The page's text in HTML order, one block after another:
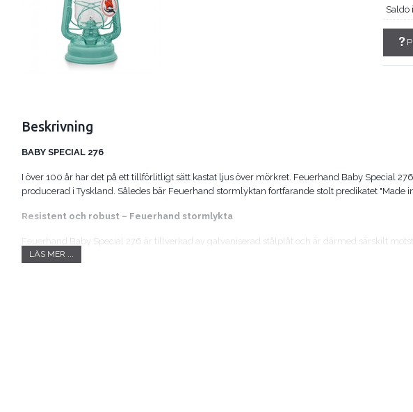
Saldo
Beskrivning
BABY SPECIAL 276
I över 100 år har det på ett tillförlitligt sätt kastat ljus över mörkret. Feuerhand Baby Special
producerad i Tyskland. Således bär Feuerhand stormlyktan fortfarande stolt predikatet "Made
Resistent och robust – Feuerhand stormlykta
Feuerhand Baby Special 276 är tillverkad av galvaniserad stålplåt och är därmed särskilt
pulverlackerade och finns i ett stort urval – så att du kan hitta din oberoende ljuskälla i varje
LÄS MER ...